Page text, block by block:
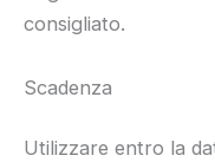
consigliato.
Scadenza
Utilizzare entro la